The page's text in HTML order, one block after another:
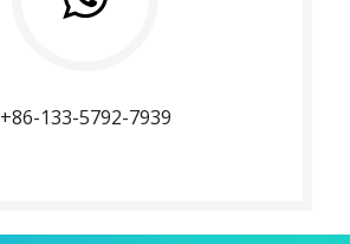
+86-133-5792-7939